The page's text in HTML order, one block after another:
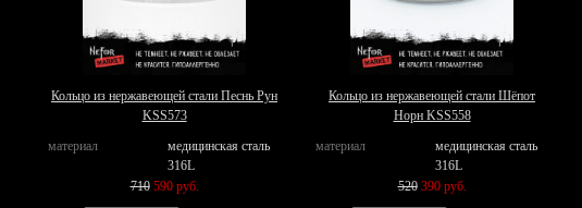
Кольцо из нержавеющей стали Песнь Рун
KSS573
материал
медицинская сталь
316L
710 590 руб.
Кольцо из нержавеющей стали Шёпот
Норн KSS558
материал
медицинская сталь
316L
520 390 руб.